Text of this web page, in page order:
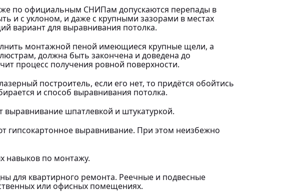
по официальным СНИПам допускаются перепады в
и с уклоном, и даже с крупными зазорами в местах
вариант для выравнивания потолка.
монтажной пеной имеющиеся крупные щели, а
должна быть закончена и доведена до
процесс получения ровной поверхности.
построитель, если его нет, то придётся обойтись
и способ выравнивания потолка.
выравнивание шпатлевкой и штукатуркой.
гипсокартонное выравнивание. При этом неизбежно
навыков по монтажу.
для квартирного ремонта. Реечные и подвесные
или офисных помещениях.